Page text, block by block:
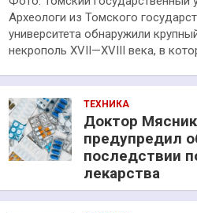
Археологи из Томского
университета обнаружили
некрополь XVII—XVIII века, в
ТЕХНИКА
Доктор
предупредил
последствии
лекарства